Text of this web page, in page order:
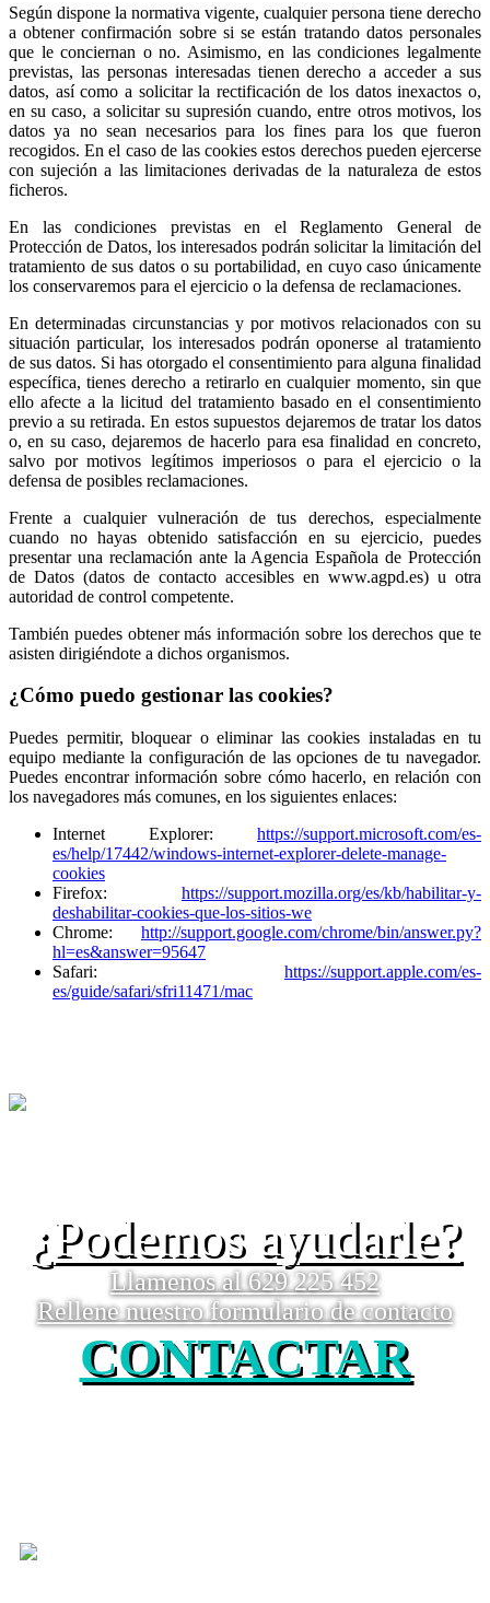
Según dispone la normativa vigente, cualquier persona tiene derecho
a obtener confirmación sobre si se están tratando datos personales
que le conciernan o no. Asimismo, en las condiciones legalmente
previstas, las personas interesadas tienen derecho a acceder a sus
datos, así como a solicitar la rectificación de los datos inexactos o,
en su caso, a solicitar su supresión cuando, entre otros motivos, los
datos ya no sean necesarios para los fines para los que fueron
recogidos. En el caso de las cookies estos derechos pueden ejercerse
con sujeción a las limitaciones derivadas de la naturaleza de estos
ficheros.
En las condiciones previstas en el Reglamento General de
Protección de Datos, los interesados podrán solicitar la limitación del
tratamiento de sus datos o su portabilidad, en cuyo caso únicamente
los conservaremos para el ejercicio o la defensa de reclamaciones.
En determinadas circunstancias y por motivos relacionados con su
situación particular, los interesados podrán oponerse al tratamiento
de sus datos. Si has otorgado el consentimiento para alguna finalidad
específica, tienes derecho a retirarlo en cualquier momento, sin que
ello afecte a la licitud del tratamiento basado en el consentimiento
previo a su retirada. En estos supuestos dejaremos de tratar los datos
o, en su caso, dejaremos de hacerlo para esa finalidad en concreto,
salvo por motivos legítimos imperiosos o para el ejercicio o la
defensa de posibles reclamaciones.
Frente a cualquier vulneración de tus derechos, especialmente
cuando no hayas obtenido satisfacción en su ejercicio, puedes
presentar una reclamación ante la Agencia Española de Protección
de Datos (datos de contacto accesibles en www.agpd.es) u otra
autoridad de control competente.
También puedes obtener más información sobre los derechos que te
asisten dirigiéndote a dichos organismos.
¿Cómo puedo gestionar las cookies?
Puedes permitir, bloquear o eliminar las cookies instaladas en tu
equipo mediante la configuración de las opciones de tu navegador.
Puedes encontrar información sobre cómo hacerlo, en relación con
los navegadores más comunes, en los siguientes enlaces:
Internet Explorer: https://support.microsoft.com/es-
es/help/17442/windows-internet-explorer-delete-manage-
cookies
Firefox: https://support.mozilla.org/es/kb/habilitar-y-
deshabilitar-cookies-que-los-sitios-we
Chrome: http://support.google.com/chrome/bin/answer.py?
hl=es&answer=95647
Safari: https://support.apple.com/es-
es/guide/safari/sfri11471/mac
¿Podemos ayudarle?
Llamenos al 629 225 452
Rellene nuestro formulario de contacto
CONTACTAR